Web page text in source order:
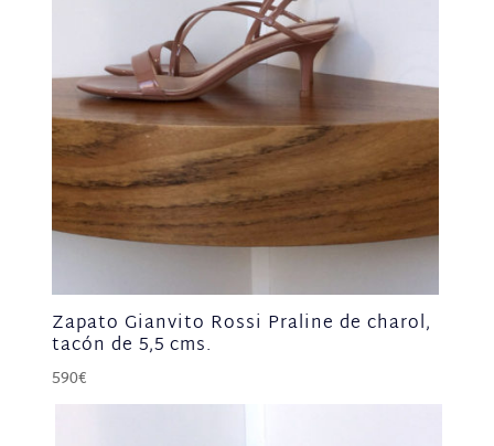
Zapato Gianvito Rossi Praline de charol,
tacón de 5,5 cms.
590€